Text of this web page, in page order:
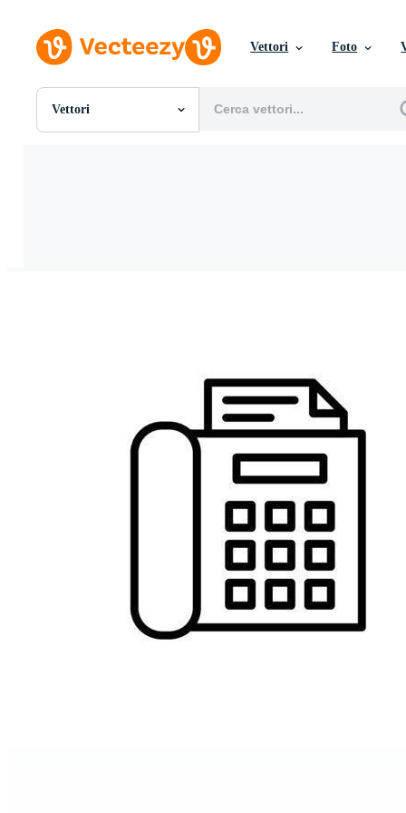
Vettori Foto
Vettori
Tutte Immagini